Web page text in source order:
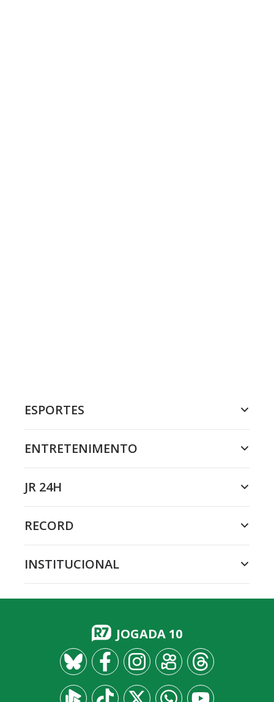
ESPORTES
ENTRETENIMENTO
JR 24H
RECORD
INSTITUCIONAL
JOGADA 10